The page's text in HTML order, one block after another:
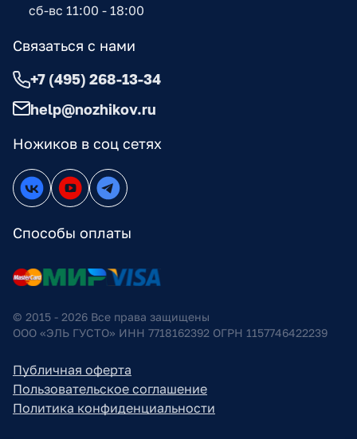
Ножиков в соц сетях
Способы оплаты
сб-вс 11:00 - 18:00
Связаться с нами
+7 (495) 268-13-34
help@nozhikov.ru
© 2015 - 2026 Все права защищены
ООО «ЭЛЬ ГУСТО» ИНН 7718162392 ОГРН 1157746422239
Публичная оферта
Пользовательское соглашение
Политика конфиденциальности